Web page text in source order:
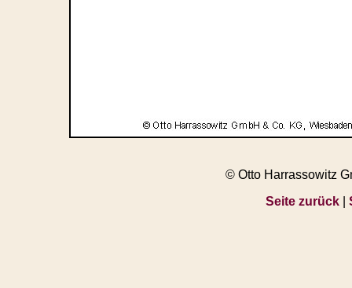
© Otto Harrassowitz
Seite zurück|